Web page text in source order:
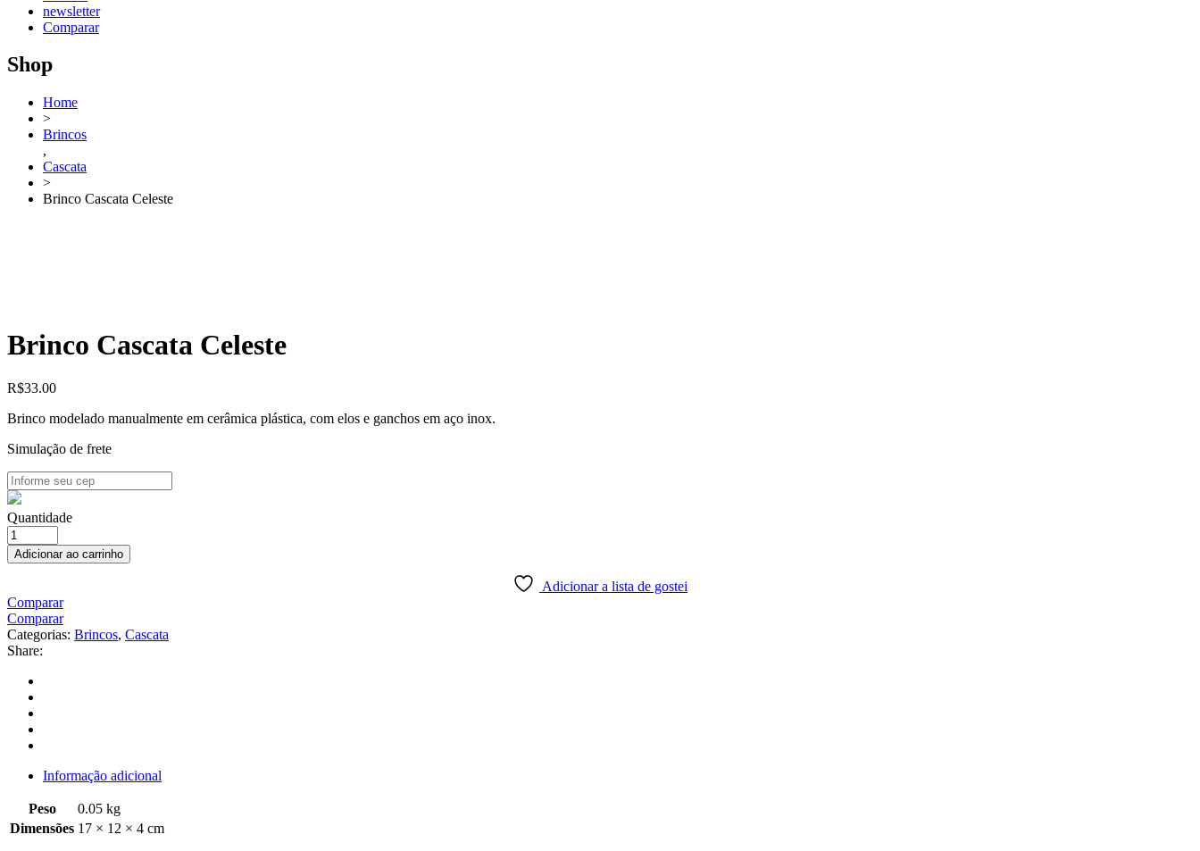
newsletter
Comparar
Shop
Home
>
Brincos
,
Cascata
>
Brinco Cascata Celeste
Brinco Cascata Celeste
R$33.00
Brinco modelado manualmente em cerâmica plástica, com elos e ganchos em aço inox.
Simulação de frete
Quantidade
Adicionar ao carrinho
Adicionar a lista de gostei
Comparar
Comparar
Categorias: Brincos, Cascata
Share:
Informação adicional
Peso
0.05 kg
Dimensões 17 × 12 × 4 cm